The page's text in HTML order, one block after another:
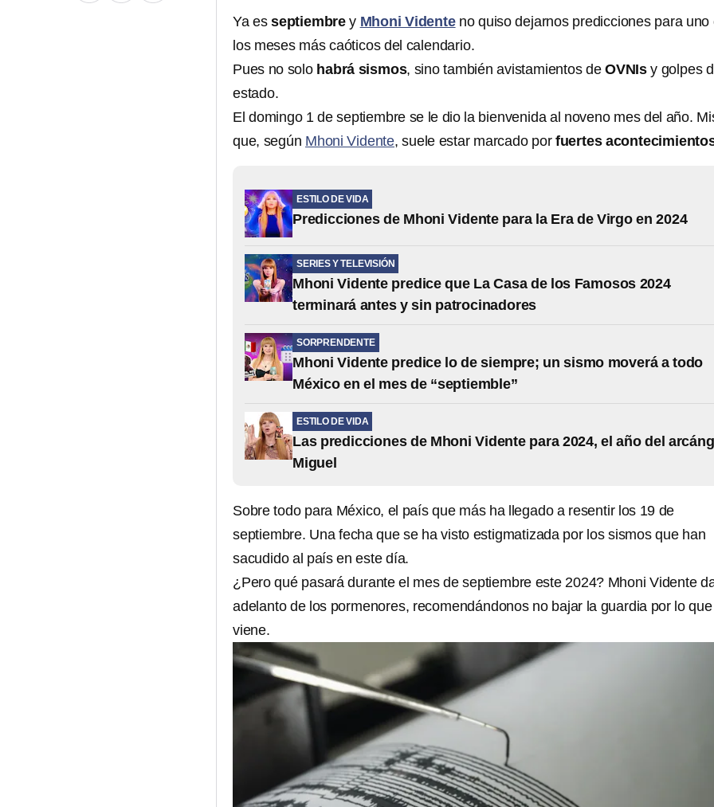
Ya es septiembre y Mhoni Videnteno quiso dejarnos predicciones para uno
los meses más caóticos del calendario.
Pues no solo habrá sismos, sino también avistamientos deOVNIs y golpes
estado.
El domingo 1 de septiembre se le dio la bienvenida al noveno mes del año.
que, según Mhoni Vidente, suele estar marcado por fuertes
ESTILO DE VIDA
Predicciones de Mhoni Vidente para la Era de Virgo en 2024
SERIES Y TELEVISIÓN
Mhoni Vidente predice que La Casa de los Famosos 2024
terminará antes y sin patrocinadores
SORPRENDENTE
Mhoni Vidente predice lo de siempre; un sismo moverá a todo
México en el mes de “septiemble”
ESTILO DE VIDA
Las predicciones de Mhoni Vidente para 2024, el año del
Miguel
Sobre todo para México, el país que más ha llegado a resentir los 19 de
septiembre. Una fecha que se ha visto estigmatizada por los sismos que han
sacudido al país en este día.
¿Pero qué pasará durante el mes de septiembre este 2024? Mhoni Vidente
adelanto de los pormenores, recomendándonos no bajar la guardia por lo
viene.